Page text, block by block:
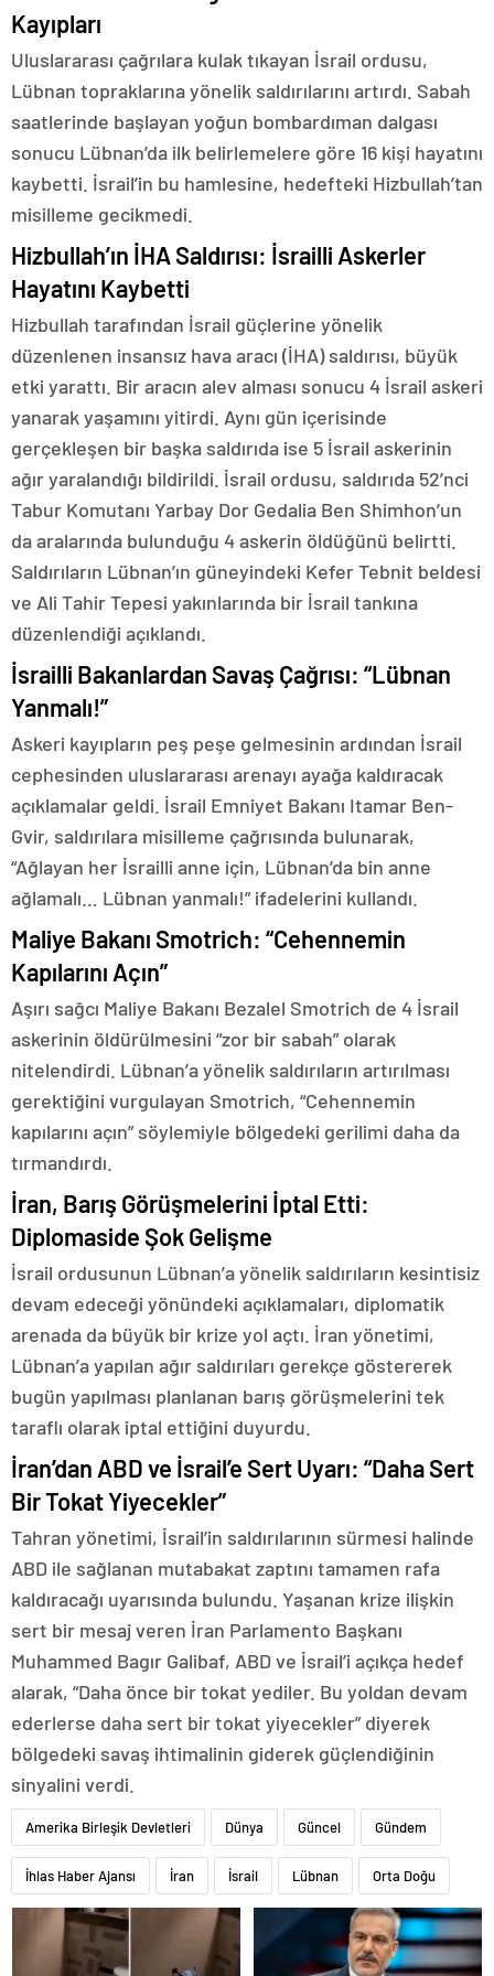
Kayıpları
Uluslararası çağrılara kulak tıkayan İsrail ordusu,
Lübnan topraklarına yönelik saldırılarını artırdı. Sabah
saatlerinde başlayan yoğun bombardıman dalgası
sonucu Lübnan’da ilk belirlemelere göre 16 kişi hayatını
kaybetti. İsrail’in bu hamlesine, hedefteki Hizbullah’tan
misilleme gecikmedi.
Hizbullah’ın İHA Saldırısı: İsrailli Askerler
Hayatını Kaybetti
Hizbullah tarafından İsrail güçlerine yönelik
düzenlenen insansız hava aracı (İHA) saldırısı, büyük
etki yarattı. Bir aracın alev alması sonucu 4 İsrail askeri
yanarak yaşamını yitirdi. Aynı gün içerisinde
gerçekleşen bir başka saldırıda ise 5 İsrail askerinin
ağır yaralandığı bildirildi. İsrail ordusu, saldırıda 52’nci
Tabur Komutanı Yarbay Dor Gedalia Ben Shimhon’un
da aralarında bulunduğu 4 askerin öldüğünü belirtti.
Saldırıların Lübnan’ın güneyindeki Kefer Tebnit beldesi
ve Ali Tahir Tepesi yakınlarında bir İsrail tankına
düzenlendiği açıklandı.
İsrailli Bakanlardan Savaş Çağrısı: “Lübnan
Yanmalı!”
Askeri kayıpların peş peşe gelmesinin ardından İsrail
cephesinden uluslararası arenayı ayağa kaldıracak
açıklamalar geldi. İsrail Emniyet Bakanı Itamar Ben-
Gvir, saldırılara misilleme çağrısında bulunarak,
“Ağlayan her İsrailli anne için, Lübnan’da bin anne
ağlamalı… Lübnan yanmalı!” ifadelerini kullandı.
Maliye Bakanı Smotrich: “Cehennemin
Kapılarını Açın”
Aşırı sağcı Maliye Bakanı Bezalel Smotrich de 4 İsrail
askerinin öldürülmesini “zor bir sabah” olarak
nitelendirdi. Lübnan’a yönelik saldırıların artırılması
gerektiğini vurgulayan Smotrich, “Cehennemin
kapılarını açın” söylemiyle bölgedeki gerilimi daha da
tırmandırdı.
İran, Barış Görüşmelerini İptal Etti:
Diplomaside Şok Gelişme
İsrail ordusunun Lübnan’a yönelik saldırıların kesintisiz
devam edeceği yönündeki açıklamaları, diplomatik
arenada da büyük bir krize yol açtı. İran yönetimi,
Lübnan’a yapılan ağır saldırıları gerekçe göstererek
bugün yapılması planlanan barış görüşmelerini tek
taraflı olarak iptal ettiğini duyurdu.
İran’dan ABD ve İsrail’e Sert Uyarı: “Daha Sert
Bir Tokat Yiyecekler”
Tahran yönetimi, İsrail’in saldırılarının sürmesi halinde
ABD ile sağlanan mutabakat zaptını tamamen rafa
kaldıracağı uyarısında bulundu. Yaşanan krize ilişkin
sert bir mesaj veren İran Parlamento Başkanı
Muhammed Bagır Galibaf, ABD ve İsrail’i açıkça hedef
alarak, “Daha önce bir tokat yediler. Bu yoldan devam
ederlerse daha sert bir tokat yiyecekler” diyerek
bölgedeki savaş ihtimalinin giderek güçlendiğinin
sinyalini verdi.
Amerika Birleşik Devletleri Dünya Güncel Gündem
İhlas Haber Ajansı İran İsrail Lübnan Orta Doğu